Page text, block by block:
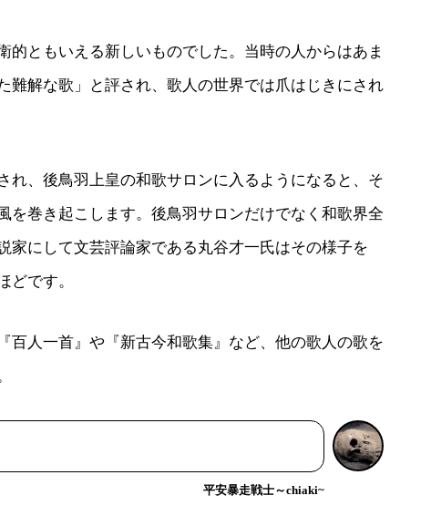
的ともいえる新しいものでした。当時の人からはあま
難解な歌」と評され、歌人の世界では爪はじきにされ
れ、後鳥羽上皇の和歌サロンに入るようになると、そ
を巻き起こします。後鳥羽サロンだけでなく和歌界全
家にして文芸評論家である丸谷才一氏はその様子を
どです。
百人一首』や『新古今和歌集』など、他の歌人の歌を
平安暴走戦士～chiaki~